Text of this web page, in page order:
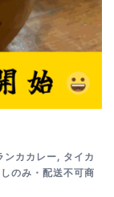
ンカカレー, タイカ
のみ・配送不可商